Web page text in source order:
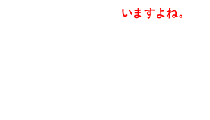
いますよね。